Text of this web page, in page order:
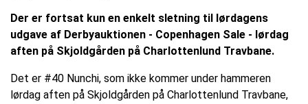
Der er fortsat kun en enkelt sletning til lørdagens
udgave af Derbyauktionen - Copenhagen Sale - lørdag
aften på Skjoldgården på Charlottenlund Travbane.
Det er #40 Nunchi, som ikke kommer under hammeren
lørdag aften på Skjoldgården på Charlottenlund Travbane,